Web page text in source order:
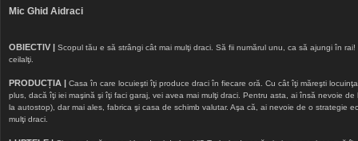
Mic Ghid Aidraci
OBIECTIV | Scopul tău e să strângi cât mai mulţi draci. Să fii numărul unu, ca să ajungi în
ceilalţi.
PRODUCȚIA | Casa în care locuieşti îţi produce draci în fiecare oră. Cu cât îţi măreşti
plus, dacă îţi iei maşină şi îţi faci garaj, vei avea mai mulţi draci. Pentru asta, ai însă nevoie
la autostop), dar mai ales, fabrica şi casa de schimb valutar. Aşa că, ai nevoie de o strategie
mulţi draci.